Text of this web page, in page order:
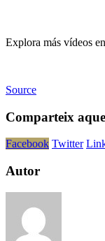
Explora más vídeos
Source
Comparteix
Facebook Twitter
Autor